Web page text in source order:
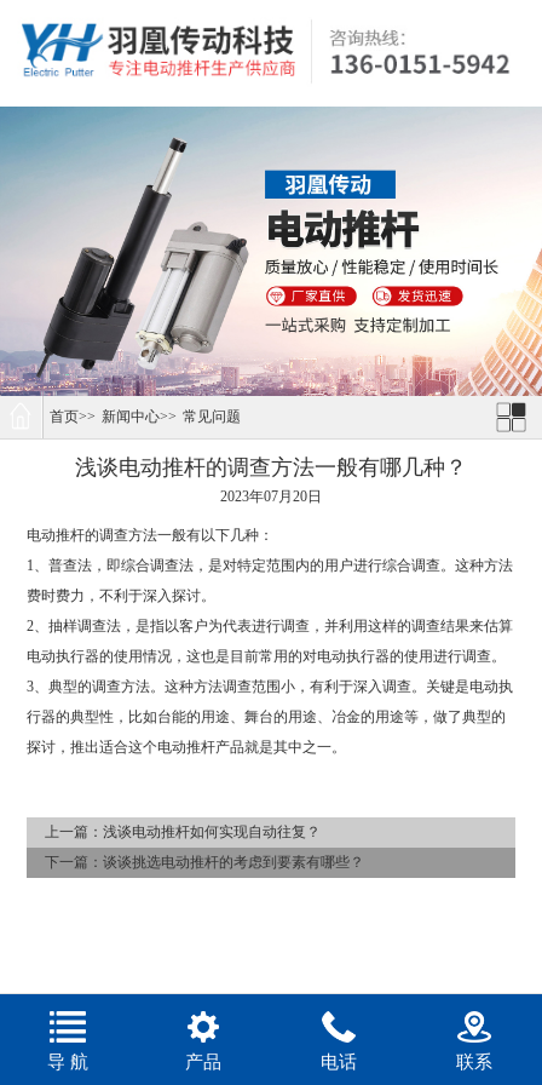
首页>> 新闻中心>> 常见问题
浅谈电动推杆的调查方法一般有哪几种？
2023年07月20日
电动推杆的调查方法一般有以下几种：
1、普查法，即综合调查法，是对特定范围内的用户进行综合调查。这种方法
费时费力，不利于深入探讨。
2、抽样调查法，是指以客户为代表进行调查，并利用这样的调查结果来估算
电动执行器的使用情况，这也是目前常用的对电动执行器的使用进行调查。
3、典型的调查方法。这种方法调查范围小，有利于深入调查。关键是电动执
行器的典型性，比如台能的用途、舞台的用途、冶金的用途等，做了典型的
探讨，推出适合这个电动推杆产品就是其中之一。
上一篇：浅谈电动推杆如何实现自动往复？
下一篇：谈谈挑选​电动推杆的考虑到要素有哪些？
导 航 产品 电话 联系